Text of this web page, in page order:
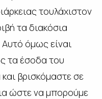
τουλάχιστον
τα διακόσια
όμως είναι
τα έσοδα του
βρισκόμαστε σε
ώστε να μπορούμε